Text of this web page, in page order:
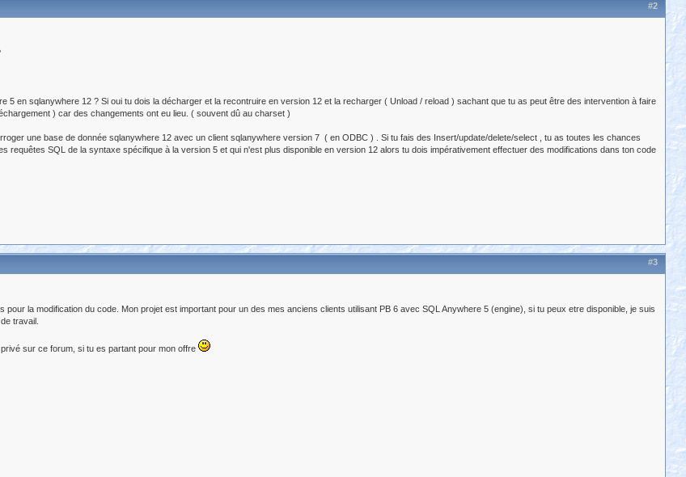
#2
en sqlanywhere 12 ? Si oui tu dois la décharger et la recontruire en version 12 et la recharger ( Unload / reload ) sachant que tu as peut être des intervention à faire
) car des changements ont eu lieu. ( souvent dû au charset )
une base de donnée sqlanywhere 12 avec un client sqlanywhere version 7 ( en ODBC ) . Si tu fais des Insert/update/delete/select , tu as toutes les chances
requêtes SQL de la syntaxe spécifique à la version 5 et qui n'est plus disponible en version 12 alors tu dois impérativement effectuer des modifications dans ton code
#3
pour la modification du code. Mon projet est important pour un des mes anciens clients utilisant PB 6 avec SQL Anywhere 5 (engine), si tu peux etre disponible, je suis
travail.
sur ce forum, si tu es partant pour mon offre